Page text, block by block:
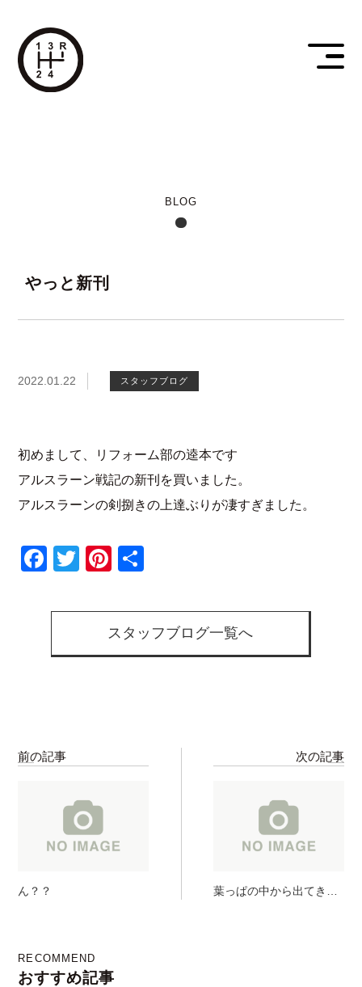
やっと新刊
BLOG
2022.01.22 スタッフブログ
初めまして、リフォーム部の逵本です
アルスラーン戦記の新刊を買いました。
アルスラーンの剣捌きの上達ぶりが凄すぎました。
Facebook
TwitterPinterest
スタッフブログ一覧へ
前の記事
ん？？
次の記事
葉っぱの中から出てき
RECOMMEND
おすすめ記事